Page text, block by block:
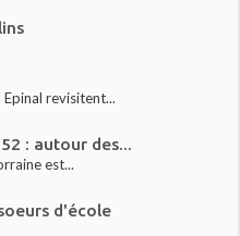
revisitent...
: autour des...
est...
d'école